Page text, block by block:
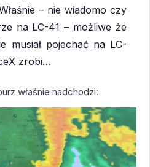
– nie wiadomo czy
na LC-41 – możliwe że
musiał pojechać na LC-
zrobi…
właśnie nadchodzi: